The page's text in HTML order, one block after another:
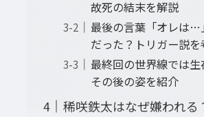
故死の結末を解説
最後の言葉「オレは…
だった？トリガー説を
最終回の世界線では生
その後の姿を紹介
稀咲鉄太はなぜ嫌われる